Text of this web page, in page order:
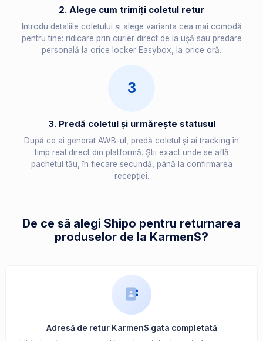
2. Alege cum trimiți coletul retur
Introdu detaliile coletului și alege varianta cea mai comodă
pentru tine: ridicare prin curier direct de la ușă sau predare
personală la orice locker Easybox, la orice oră.
3
3. Predă coletul și urmărește statusul
După ce ai generat AWB-ul, predă coletul și ai tracking în
timp real direct din platformă. Știi exact unde se află
pachetul tău, în fiecare secundă, până la confirmarea
recepției.
De ce să alegi Shipo pentru returnarea
produselor de la KarmenS?
Adresă de retur KarmenS gata completată